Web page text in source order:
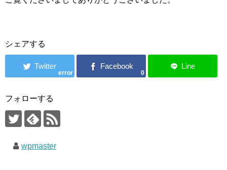
シェアする
error 0
フォローする
wpmaster